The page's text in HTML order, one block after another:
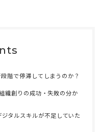
階で停滞してしまうのか？
織創りの成功・失敗の分か
ジタルスキルが不足していた